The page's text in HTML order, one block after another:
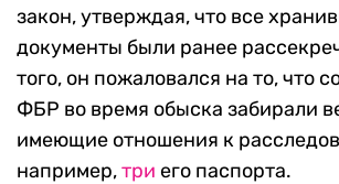
закон, утверждая, что все
документы были ранее
того, он пожаловался на то, что
ФБР во время обыска забирали
имеющие отношения к
например,три его паспорта.